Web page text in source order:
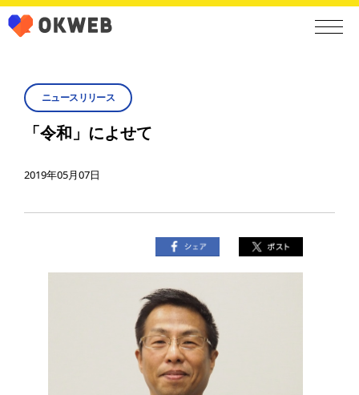
ニュースリリース
「令和」によせて
2019年05月07日